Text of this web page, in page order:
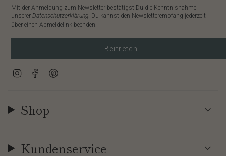
Mit der Anmeldung zum Newsletter bestätigst Du die Kenntnisnahme
unserer Datenschutzerklärung. Du kannst den Newsletterempfang jederzeit
über einen Abmeldelink beenden.
Beitreten
InstagramFacebook
Shop
Kundenservice